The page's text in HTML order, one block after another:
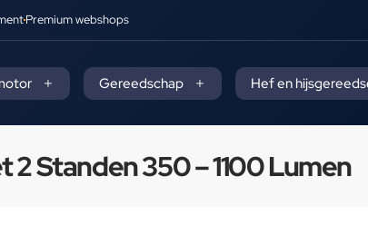
Premium webshops
Gereedschap Hef en
Standen 350 – 1100 Lumen